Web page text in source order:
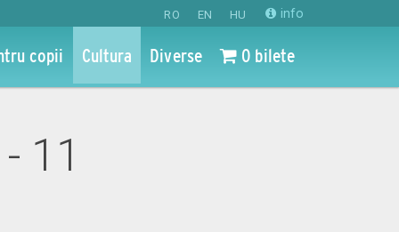
RO EN HU info
copii Cultura Diverse 0 bilete
11